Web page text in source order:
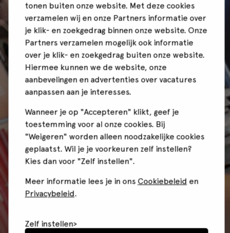
tonen buiten onze website. Met deze cookies
verzamelen wij en onze Partners informatie over
je klik- en zoekgedrag binnen onze website. Onze
Partners verzamelen mogelijk ook informatie
over je klik- en zoekgedrag buiten onze website.
Hiermee kunnen we de website, onze
aanbevelingen en advertenties over vacatures
aanpassen aan je interesses.
Wanneer je op "Accepteren" klikt, geef je
toestemming voor al onze cookies. Bij
"Weigeren" worden alleen noodzakelijke cookies
geplaatst. Wil je je voorkeuren zelf instellen?
Kies dan voor "Zelf instellen".
Meer informatie lees je in ons Cookiebeleid en
Privacybeleid.
Zelf instellen